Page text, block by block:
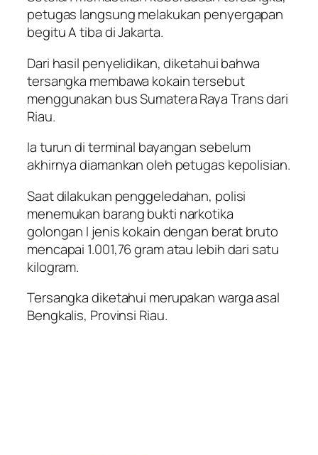
petugas langsung melakukan penyergapan
begitu A tiba di Jakarta.
Dari hasil penyelidikan, diketahui bahwa
tersangka membawa kokain tersebut
menggunakan bus Sumatera Raya Trans dari
Riau.
Ia turun di terminal bayangan sebelum
akhirnya diamankan oleh petugas kepolisian.
Saat dilakukan penggeledahan, polisi
menemukan barang bukti narkotika
golongan I jenis kokain dengan berat bruto
mencapai 1.001,76 gram atau lebih dari satu
kilogram.
Tersangka diketahui merupakan warga asal
Bengkalis, Provinsi Riau.